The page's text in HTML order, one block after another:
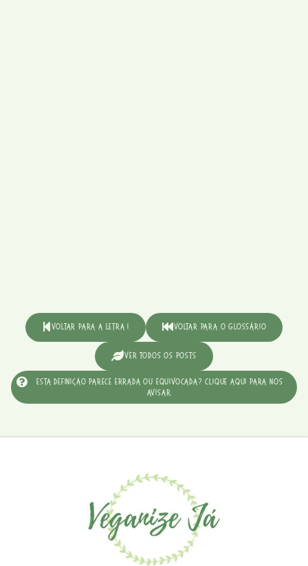
Voltar para a Letra I Voltar para o Glossário
Ver Todos os Posts
Esta definição parece errada ou equivocada? Clique aqui para nos
avisar.